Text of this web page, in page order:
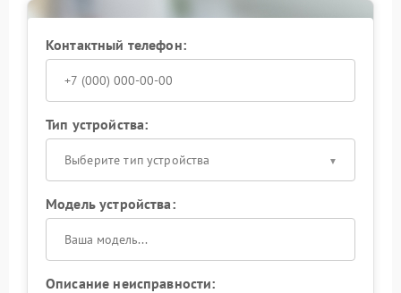
Контактный телефон:
Тип устройства:
Выберите тип устройства
Модель устройства:
Описание неисправности: